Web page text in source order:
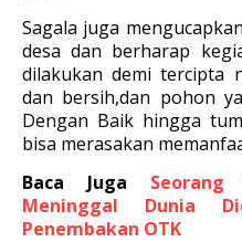
Sagala juga
desa dan berharap
dilakukan demi tercipta
dan bersih,dan pohon
Dengan Baik hingga
bisa merasakan
Baca Juga
Meninggal Dunia
Penembakan OTK